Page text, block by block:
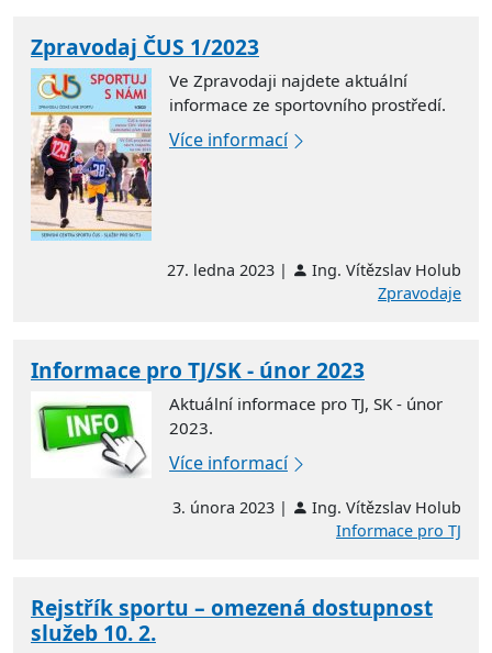
Zpravodaj ČUS 1/2023
Ve Zpravodaji najdete aktuální
informace ze sportovního prostředí.
Více informací
27. ledna 2023 |
Ing. Vítězslav Holub
Zpravodaje
Informace pro TJ/SK - únor 2023
Aktuální informace pro TJ, SK - únor
2023.
Více informací
3. února 2023 |
Ing. Vítězslav Holub
Informace pro TJ
Rejstřík sportu – omezená dostupnost
služeb 10. 2.